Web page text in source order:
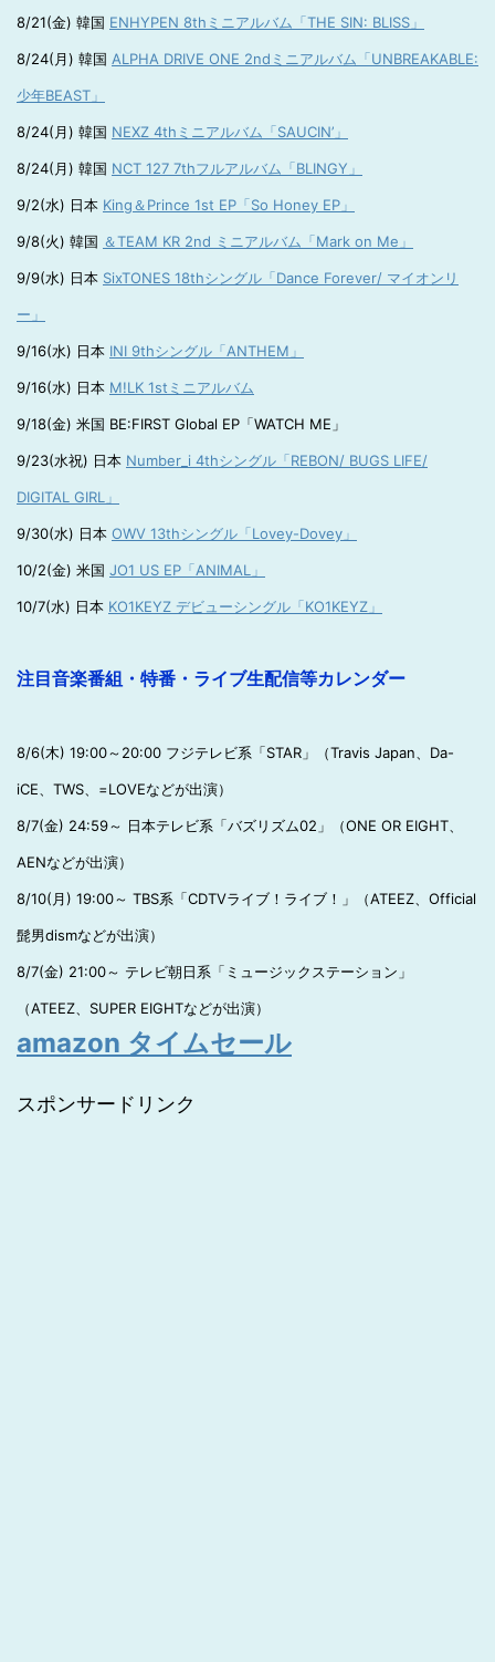
8/21(金) 韓国 ENHYPEN 8thミニアルバム「THE SIN: BLISS」
8/24(月) 韓国 ALPHA DRIVE ONE 2ndミニアルバム「UNBREAKABLE:
少年BEAST」
8/24(月) 韓国 NEXZ 4thミニアルバム「SAUCIN’」
8/24(月) 韓国 NCT 127 7thフルアルバム「BLINGY」
9/2(水) 日本 King＆Prince 1st EP「So Honey EP」
9/8(火) 韓国 ＆TEAM KR 2nd ミニアルバム「Mark on Me」
9/9(水) 日本 SixTONES 18thシングル「Dance Forever/ マイオンリ
ー」
9/16(水) 日本 INI 9thシングル「ANTHEM」
9/16(水) 日本 M!LK 1stミニアルバム
9/18(金) 米国 BE:FIRST Global EP「WATCH ME」
9/23(水祝) 日本 Number_i 4thシングル「REBON/ BUGS LIFE/
DIGITAL GIRL」
9/30(水) 日本 OWV 13thシングル「Lovey-Dovey」
10/2(金) 米国 JO1 US EP「ANIMAL」
10/7(水) 日本 KO1KEYZ デビューシングル「KO1KEYZ」
注目音楽番組・特番・ライブ生配信等カレンダー
8/6(木) 19:00～20:00 フジテレビ系「STAR」（Travis Japan、Da-
iCE、TWS、=LOVEなどが出演）
8/7(金) 24:59～ 日本テレビ系「バズリズム02」（ONE OR EIGHT、
AENなどが出演）
8/10(月) 19:00～ TBS系「CDTVライブ！ライブ！」（ATEEZ、Official
髭男dismなどが出演）
8/7(金) 21:00～ テレビ朝日系「ミュージックステーション」
（ATEEZ、SUPER EIGHTなどが出演）
amazon タイムセール
スポンサードリンク